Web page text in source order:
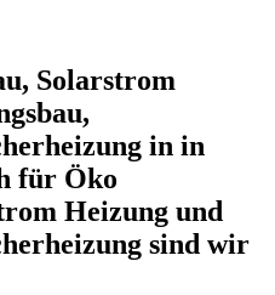
Solarstrom
in in
für Öko
Heizung und
sind wir